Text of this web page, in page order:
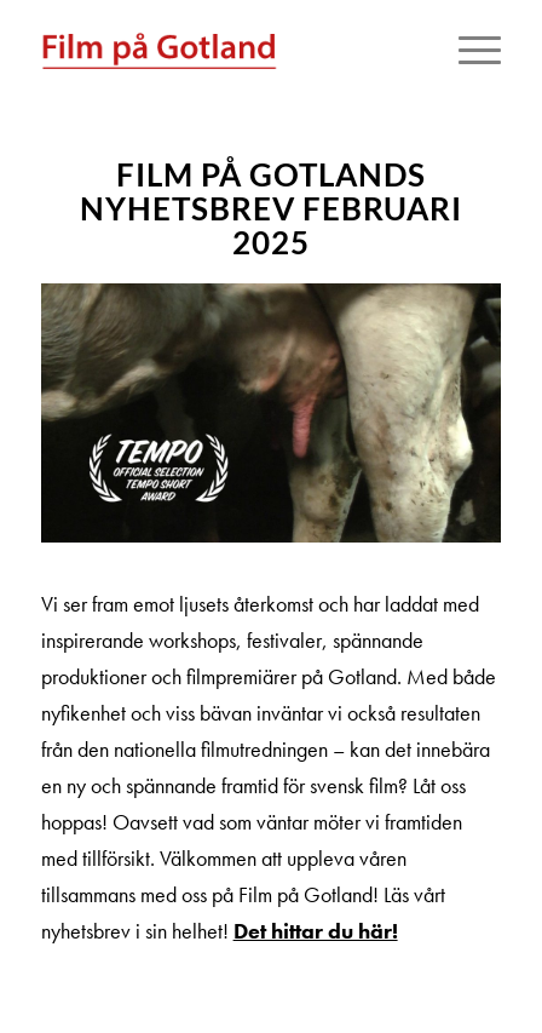
FILM PÅ GOTLANDS
NYHETSBREV FEBRUARI
2025
Vi ser fram emot ljusets återkomst och har laddat med
inspirerande workshops, festivaler, spännande
produktioner och filmpremiärer på Gotland. Med både
nyfikenhet och viss bävan inväntar vi också resultaten
från den nationella filmutredningen – kan det innebära
en ny och spännande framtid för svensk film? Låt oss
hoppas! Oavsett vad som väntar möter vi framtiden
med tillförsikt. Välkommen att uppleva våren
tillsammans med oss på Film på Gotland! Läs vårt
nyhetsbrev i sin helhet! Det hittar du här!